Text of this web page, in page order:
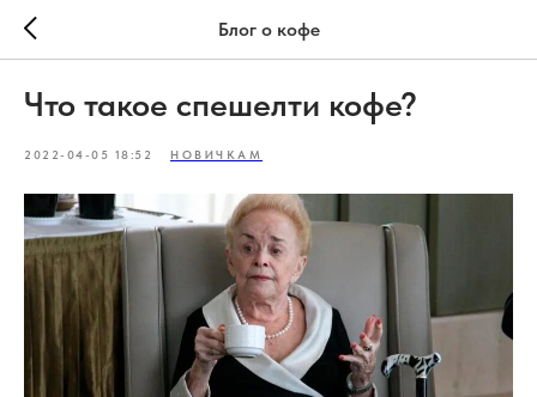
Блог о кофе
Что такое спешелти кофе?
2022-04-05 18:52 НОВИЧКАМ